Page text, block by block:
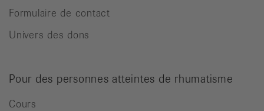
Formulaire de contact
Univers des dons
Pour des personnes atteintes de rhumatisme
Cours